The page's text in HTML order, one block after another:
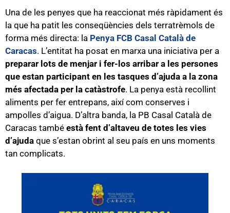
Una de les penyes que ha reaccionat més ràpidament és
la que ha patit les conseqüències dels terratrèmols de
forma més directa: la Penya FCB Casal Català de
Caracas. L’entitat ha posat en marxa una iniciativa per a
preparar lots de menjar i fer-los arribar a les persones
que estan participant en les tasques d’ajuda a la zona
més afectada per la catàstrofe. La penya està recollint
aliments per fer entrepans, així com conserves i
ampolles d’aigua. D’altra banda, la PB Casal Català de
Caracas també està fent d’altaveu de totes les vies
d’ajuda que s’estan obrint al seu país en uns moments
tan complicats.